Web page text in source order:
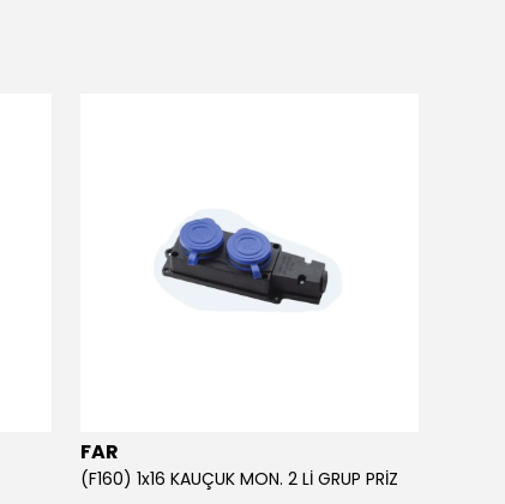
FAR
(F160) 1x16 KAUÇUK MON. 2 Lİ GRUP PRİZ